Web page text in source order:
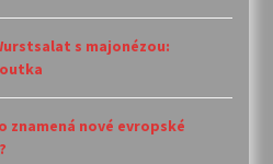
s majonézou:
znamená nové evropské